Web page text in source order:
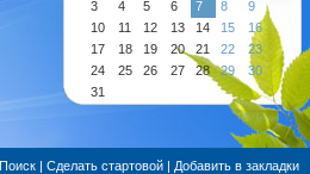
3
4 5 6 7 8
9
10
11 12 13 14 15
16
17
18 19 20 21 22
23
24
25 26 27 28 29
30
31
Поиск | Сделать стартовой | Добавить в закладки